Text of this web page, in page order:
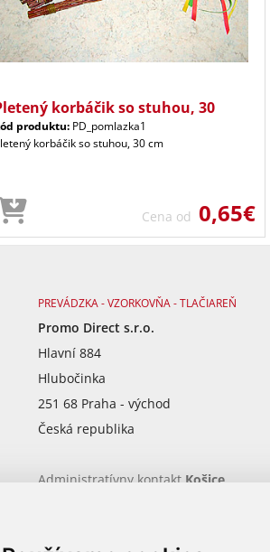
korbáčik so stuhou, 30
produktu: PD_pomlazka1
korbáčik so stuhou, 30 cm
Cena od 0,65€
PREVÁDZKA - VZORKOVŇA - TLAČIAREŇ
Promo Direct s.r.o.
Hlavní 884
Hlubočinka
251 68 Praha - východ
Česká republika
Administratívny kontakt Košice
917 747 955